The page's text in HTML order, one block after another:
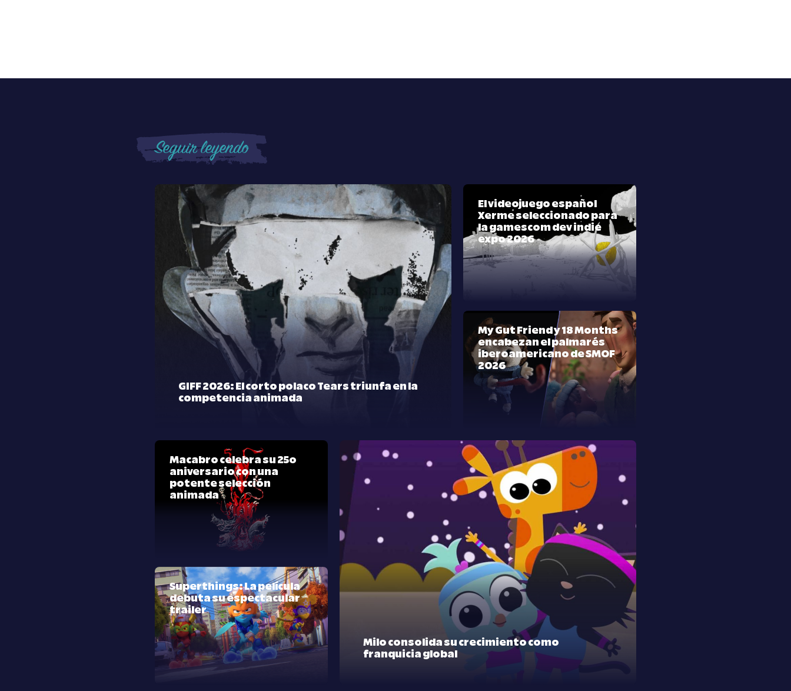
Seguir leyendo
GIFF 2026: El corto polaco Tears triunfa en la
competencia animada
El videojuego español
Xerme seleccionado para
la gamescom dev indie
expo 2026
My Gut Friend y 18 Months
encabezan el palmarés
iberoamericano de SMOF
2026
Macabro celebra su 25º
aniversario con una
potente selección
animada
Milo consolida su crecimiento como
franquicia global
Superthings: La película
debuta su espectacular
trailer